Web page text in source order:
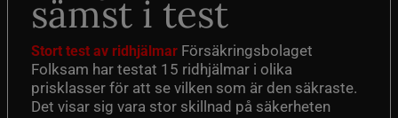
sämst i test
Stort test av ridhjälmar Försäkringsbolaget
Folksam har testat 15 ridhjälmar i olika
prisklasser för att se vilken som är den säkraste.
Det visar sig vara stor skillnad på säkerheten